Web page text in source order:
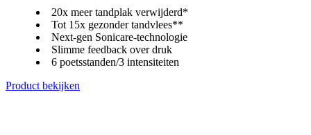
20x meer tandplak verwijderd*
Tot 15x gezonder tandvlees**
Next-gen Sonicare-technologie
Slimme feedback over druk
6 poetsstanden/3 intensiteiten
Product bekijken